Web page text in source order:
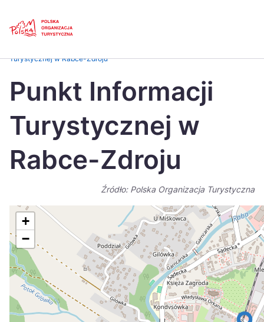
Česká
Dansk
Italiano
日本
Português
Suomi
Україна
Zamknij
Turystycznej w Rabce-Zdroju
Punkt Informacji
Turystycznej w
Rabce-Zdroju
Źródło: Polska Organizacja Turystyczna
+
−